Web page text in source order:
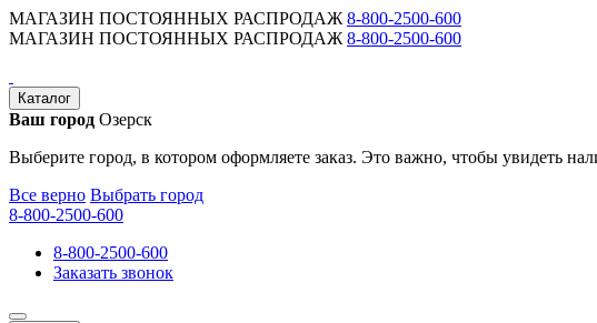
МАГАЗИН ПОСТОЯННЫХ РАСПРОДАЖ 8-800-2500-600
МАГАЗИН ПОСТОЯННЫХ РАСПРОДАЖ 8-800-2500-600
Каталог
Ваш город Озерск
Выберите город, в котором оформляете заказ. Это важно, чтобы увидеть
Все верно Выбрать город
8-800-2500-600
8-800-2500-600
Заказать звонок